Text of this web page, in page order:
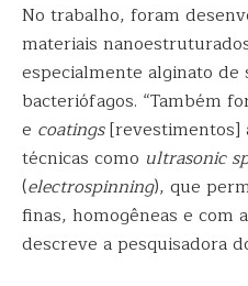
No trabalho, foram
materiais
especialmente alginato
bacteriófagos. “Também
e coatings[revestimentos]
técnicas como ultrasonic
(electrospinning), que
finas, homogêneas e com
descreve a pesquisadora